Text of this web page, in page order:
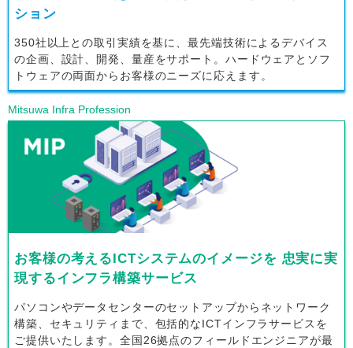
ション
350社以上との取引実績を基に、最先端技術によるデバイス
の企画、設計、開発、量産をサポート。ハードウェアとソフ
トウェアの両面からお客様のニーズに応えます。
Mitsuwa Infra Profession
お客様の考えるICTシステムのイメージを 忠実に実
現するインフラ構築サービス
パソコンやデータセンターのセットアップからネットワーク
構築、セキュリティまで、包括的なICTインフラサービスを
ご提供いたします。全国26拠点のフィールドエンジニアが最